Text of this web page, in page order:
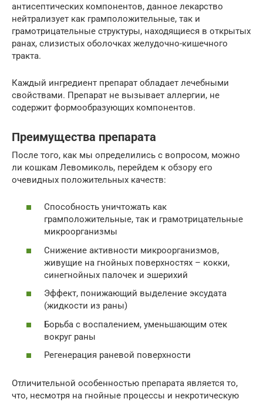
антисептических компонентов, данное лекарство
нейтрализует как грамположительные, так и
грамотрицательные структуры, находящиеся в открытых
ранах, слизистых оболочках желудочно-кишечного
тракта.
Каждый ингредиент препарат обладает лечебными
свойствами. Препарат не вызывает аллергии, не
содержит формообразующих компонентов.
Преимущества препарата
После того, как мы определились с вопросом, можно
ли кошкам Левомиколь, перейдем к обзору его
очевидных положительных качеств:
Способность уничтожать как
грамположительные, так и грамотрицательные
микроорганизмы
Снижение активности микроорганизмов,
живущие на гнойных поверхностях – кокки,
синегнойных палочек и эшерихий
Эффект, понижающий выделение эксудата
(жидкости из раны)
Борьба с воспалением, уменьшающим отек
вокруг раны
Регенерация раневой поверхности
Отличительной особенностью препарата является то,
что, несмотря на гнойные процессы и некротическую